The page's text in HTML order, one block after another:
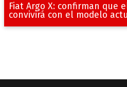
Fiat Argo X: confirman que
convivirá con el modelo